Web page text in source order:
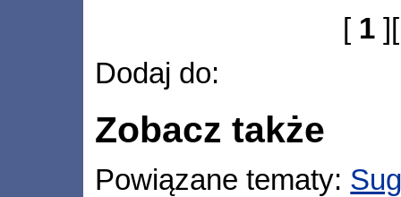
[ 1
Dodaj do:
Zobacz także
Powiązane tematy: